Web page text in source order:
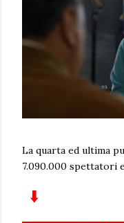
La quarta ed ultima
7.090.000 spettatori